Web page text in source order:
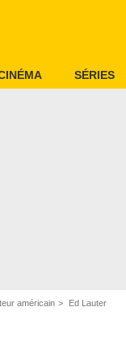
SÉRIES
américain Ed Lauter